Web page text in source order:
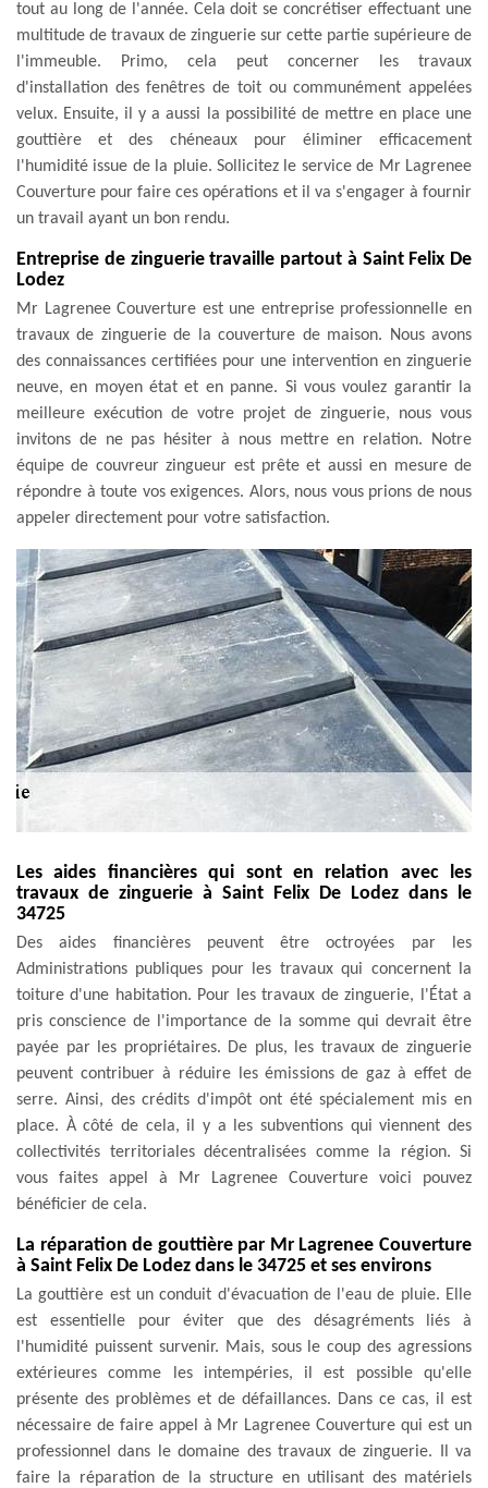
tout au long de l'année. Cela doit se concrétiser effectuant une
multitude de travaux de zinguerie sur cette partie supérieure de
l'immeuble. Primo, cela peut concerner les travaux
d'installation des fenêtres de toit ou communément appelées
velux. Ensuite, il y a aussi la possibilité de mettre en place une
gouttière et des chéneaux pour éliminer efficacement
l'humidité issue de la pluie. Sollicitez le service de Mr Lagrenee
Couverture pour faire ces opérations et il va s'engager à fournir
un travail ayant un bon rendu.
Entreprise de zinguerie travaille partout à Saint Felix De
Lodez
Mr Lagrenee Couverture est une entreprise professionnelle en
travaux de zinguerie de la couverture de maison. Nous avons
des connaissances certifiées pour une intervention en zinguerie
neuve, en moyen état et en panne. Si vous voulez garantir la
meilleure exécution de votre projet de zinguerie, nous vous
invitons de ne pas hésiter à nous mettre en relation. Notre
équipe de couvreur zingueur est prête et aussi en mesure de
répondre à toute vos exigences. Alors, nous vous prions de nous
appeler directement pour votre satisfaction.
Les aides financières qui sont en relation avec les
travaux de zinguerie à Saint Felix De Lodez dans le
34725
Des aides financières peuvent être octroyées par les
Administrations publiques pour les travaux qui concernent la
toiture d'une habitation. Pour les travaux de zinguerie, l'État a
pris conscience de l'importance de la somme qui devrait être
payée par les propriétaires. De plus, les travaux de zinguerie
peuvent contribuer à réduire les émissions de gaz à effet de
serre. Ainsi, des crédits d'impôt ont été spécialement mis en
place. À côté de cela, il y a les subventions qui viennent des
collectivités territoriales décentralisées comme la région. Si
vous faites appel à Mr Lagrenee Couverture voici pouvez
bénéficier de cela.
La réparation de gouttière par Mr Lagrenee Couverture
à Saint Felix De Lodez dans le 34725 et ses environs
La gouttière est un conduit d'évacuation de l'eau de pluie. Elle
est essentielle pour éviter que des désagréments liés à
l'humidité puissent survenir. Mais, sous le coup des agressions
extérieures comme les intempéries, il est possible qu'elle
présente des problèmes et de défaillances. Dans ce cas, il est
nécessaire de faire appel à Mr Lagrenee Couverture qui est un
professionnel dans le domaine des travaux de zinguerie. Il va
faire la réparation de la structure en utilisant des matériels